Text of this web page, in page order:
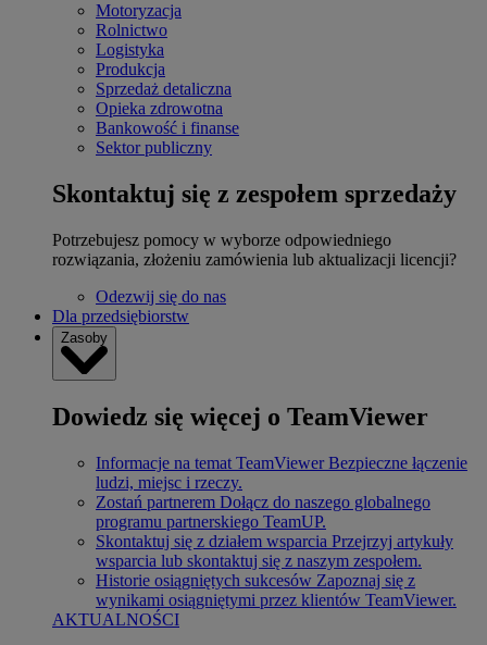
Motoryzacja
Rolnictwo
Logistyka
Produkcja
Sprzedaż detaliczna
Opieka zdrowotna
Bankowość i finanse
Sektor publiczny
Skontaktuj się z zespołem sprzedaży
Potrzebujesz pomocy w wyborze odpowiedniego
rozwiązania, złożeniu zamówienia lub aktualizacji licencji?
Odezwij się do nas
Dla przedsiębiorstw
Zasoby
Dowiedz się więcej o TeamViewer
Informacje na temat TeamViewer Bezpieczne łączenie
ludzi, miejsc i rzeczy.
Zostań partnerem Dołącz do naszego globalnego
programu partnerskiego TeamUP.
Skontaktuj się z działem wsparcia Przejrzyj artykuły
wsparcia lub skontaktuj się z naszym zespołem.
Historie osiągniętych sukcesów Zapoznaj się z
wynikami osiągniętymi przez klientów TeamViewer.
AKTUALNOŚCI